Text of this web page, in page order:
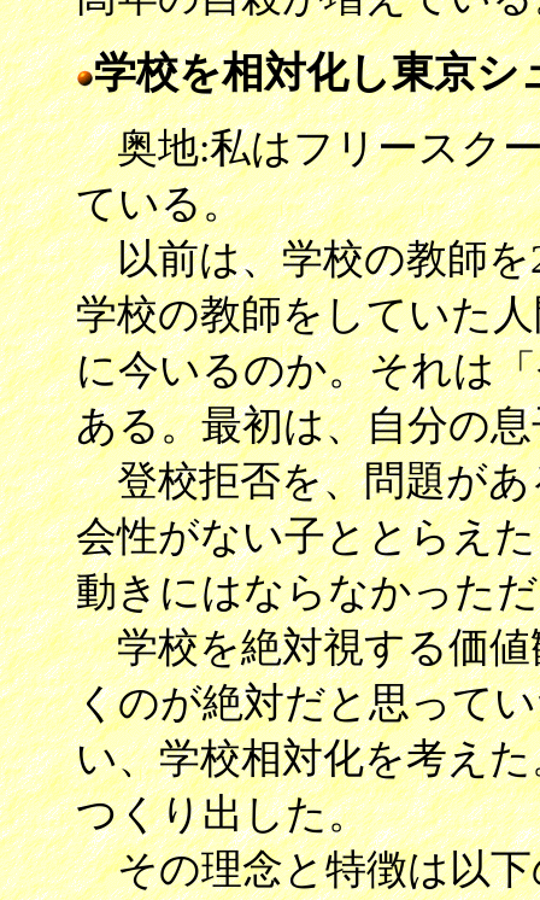
学校を相対化し東京シ
奥地:私はフリースクー
ている。
以前は、学校の教師を
学校の教師をしていた
に今いるのか。それは
ある。最初は、自分の
登校拒否を、問題があ
会性がない子ととらえ
動きにはならなかった
学校を絶対視する価値
くのが絶対だと思って
い、学校相対化を考え
つくり出した。
その理念と特徴は以下